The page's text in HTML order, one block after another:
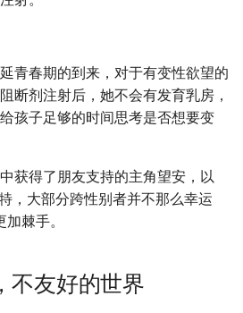
青春期的到来，对于有变性欲望的
断剂注射后，她不会有发育乳房，
孩子足够的时间思考是否想要变
获得了朋友支持的主角望安，以
，大部分跨性别者并不那么幸运
棘手。
不友好的世界